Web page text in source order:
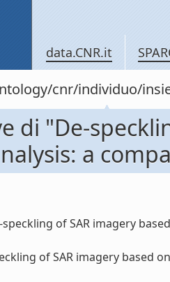
data.CNR.it
cnr/individuo/
di "De-
a
of SAR imagery
of SAR imagery based